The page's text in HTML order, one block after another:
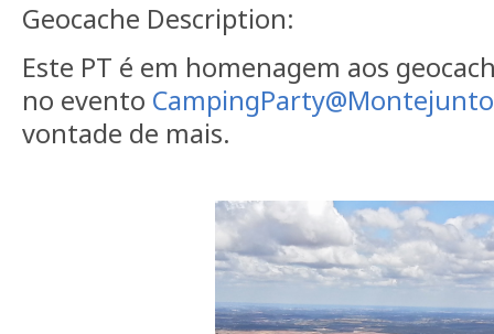
Geocache Description:
Este PT é em homenagem aos
no evento
vontade de mais.